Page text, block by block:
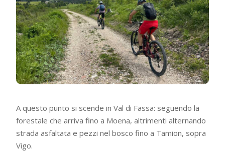
A questo punto si scende in Val di Fassa: seguendo la
forestale che arriva fino a Moena, altrimenti alternando
strada asfaltata e pezzi nel bosco fino a Tamion, sopra
Vigo.